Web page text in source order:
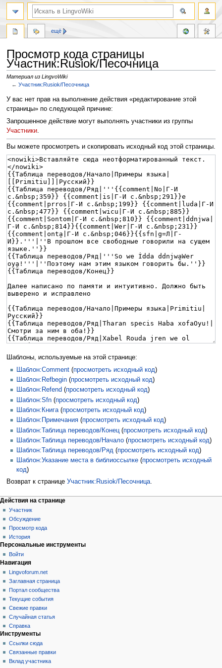
Просмотр кода страницы
Участник:Rusiok/Песочница
Материал из LingvoWiki
←Участник:Rusiok/Песочница
Перейти
к
навигации
Перейти
к
поиску
У вас нет прав на выполнение действия «редактирование этой
страницы» по следующей причине:
Запрошенное действие могут выполнять участники из группы
Участники.
Вы можете просмотреть и скопировать исходный код этой страницы.
Шаблоны, используемые на этой странице:
Шаблон:Comment (просмотреть исходный код)
Шаблон:Refbegin (просмотреть исходный код)
Шаблон:Refend (просмотреть исходный код)
Шаблон:Sfn (просмотреть исходный код)
Шаблон:Книга(просмотреть исходный код)
Шаблон:Примечания (просмотреть исходный код)
Шаблон:Таблица переводов/Конец (просмотреть исходный код)
Шаблон:Таблица переводов/Начало (просмотреть исходный код)
Шаблон:Таблица переводов/Ряд (просмотреть исходный код)
Шаблон:Указание места в библиоссылке (просмотреть исходный
код)
Возврат к странице Участник:Rusiok/Песочница.
Действия на странице
Участник
Обсуждение
Просмотр кода
История
ещё
Персональные инструменты
Войти
Навигация
Lingvoforum.net
Заглавная страница
Портал сообщества
Текущие события
Свежие правки
Случайная статья
Справка
Инструменты
Ссылки сюда
Связанные правки
Вклад участника